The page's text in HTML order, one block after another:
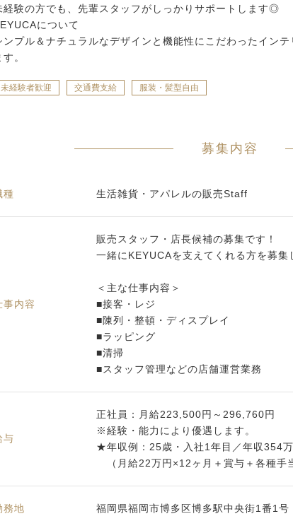
経験の方でも、先輩スタッフがしっかりサポートします◎
について
ンプル＆ナチュラルなデザインと機能性にこだわったイン
す。
未経験者歓迎 交通費支給 服装・髪型自由
募集内容
種 生活雑貨・アパレルの販売Staff
事内容
販売スタッフ・店長候補の募集です！
一緒にKEYUCAを支えてくれる方を募集
＜主な仕事内容＞
■接客・レジ
■陳列・整頓・ディスプレイ
■ラッピング
■清掃
■スタッフ管理などの店舗運営業務
与
正社員：月給223,500円～296,760円
※経験・能力により優遇します。
★年収例：25歳・入社1年目／年収354
（月給22万円×12ヶ月＋賞与＋各種
務地 福岡県福岡市博多区博多駅中央街1番1